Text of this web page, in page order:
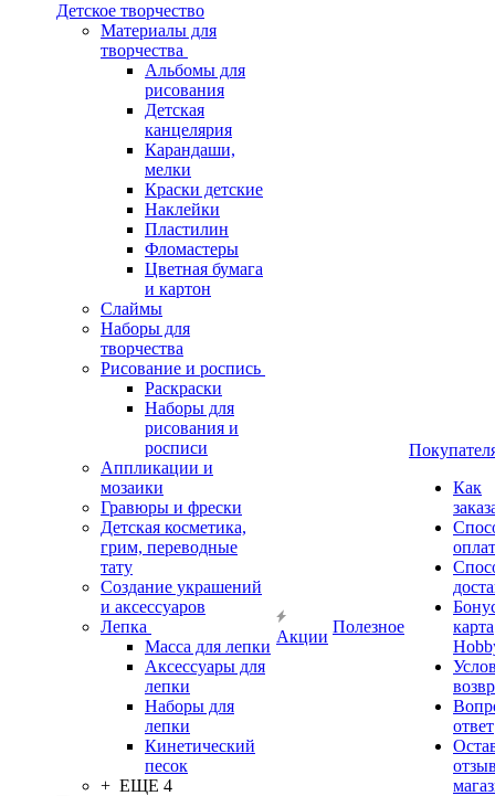
Детское творчество
Материалы для
творчества
Альбомы для
рисования
Детская
канцелярия
Карандаши,
мелки
Краски детские
Наклейки
Пластилин
Фломастеры
Цветная бумага
и картон
Слаймы
Наборы для
творчества
Рисование и роспись
Раскраски
Наборы для
рисования и
росписи
Аппликации и
мозаики
Гравюры и фрески
Детская косметика,
грим, переводные
тату
Создание украшений
и аксессуаров
Лепка
Масса для лепки
Аксессуары для
лепки
Наборы для
лепки
Кинетический
песок
+ ЕЩЕ 4
Акции
Полезное
Как
карта
ответ